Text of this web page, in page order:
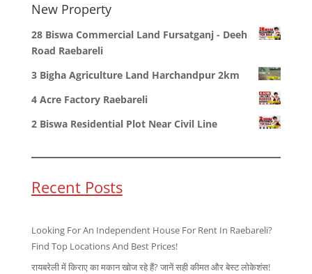
New Property
28 Biswa Commercial Land Fursatganj - Deeh
Road Raebareli
3 Bigha Agriculture Land Harchandpur 2km
4 Acre Factory Raebareli
2 Biswa Residential Plot Near Civil Line
Recent Posts
Looking For An Independent House For Rent In Raebareli?
Find Top Locations And Best Prices!
रायबरेली में किराए का मकान खोज रहे हैं? जानें सही कीमत और बेस्ट लोकेशंस!